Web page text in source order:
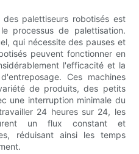
palettiseurs robotisés est
processus de palettisation.
qui nécessite des pauses et
peuvent fonctionner en
l'efficacité et la
Ces machines
de produits, des petits
une interruption minimale du
24 heures sur 24, les
un flux constant et
réduisant ainsi les temps